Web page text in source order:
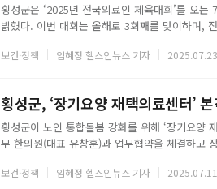
횡성군은 ‘2025년 전국의료인 체육대회’를 오
밝혔다. 이번 대회는 올해로 3회째를 맞이하며,
인프라 확충과 지역 활성화를 위해 매년 40개
보건·정책 임혜정 헬스인뉴스 기자
횡성군, ‘장기요양 재택의료센터’
횡성군이 노인 통합돌봄 강화를 위해 ‘장기요양
무 한의원(대표 유창훈)과 업무협약을 체결하고
이 핵심이다.센터는 의사, 간호사, 사회복지사
보건·정책 임혜정 헬스인뉴스 기자